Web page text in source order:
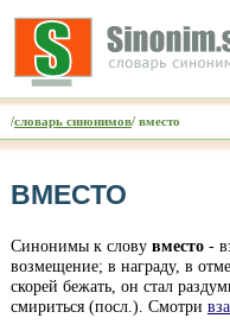
/словарь синонимов/ вместо
ВМЕСТО
Синонимы к слову вместо-
возмещение; в награду, в
скорей бежать, он стал
смириться (посл.). Смотри